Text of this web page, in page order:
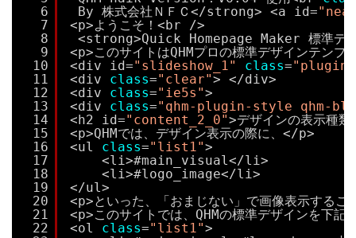
6
7
8
9
10
11
12
13
14
15
16
17
18
19
20
21
22
By 株式会社ＮＦＣ</strong> <a id=
<p>ようこそ！<br />
<strong>Quick Homepage Maker 標準デ
<p>このサイトはQHMプロの標準デザインテン
<div id="slideshow_1" class=
<div class="clear"> </div>
<div class="ie5s">
<div class="qhm-plugin-style qhm-
<h2 id="content_2_0">デザインの表示種
<p>QHMでは、デザイン表示の際に、</p>
<ul class="list1">
<li>#main_visual</li>
<li>#logo_image</li>
</ul>
<p>といった、「おまじない」で画像表示する
<p>このサイトでは、QHMの標準デザインを下
<ol class="list1">